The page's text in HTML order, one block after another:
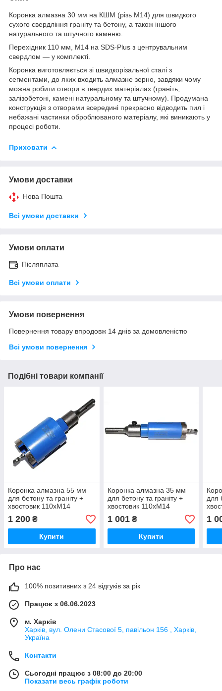
Коронка алмазна 30 мм на КШМ (різь М14) для швидкого
сухого свердління граніту та бетону, а також іншого
натурального та штучного каменю.
Перехідник 110 мм, М14 на SDS-Plus з центрувальним
свердлом — у комплекті.
Коронка виготовляється зі швидкорізальної сталі з
сегментами, до яких входить алмазне зерно, завдяки чому
можна робити отвори в твердих матеріалах (граніть,
залізобетоні, камені натуральному та штучному). Продумана
конструкція з отворами всередині прекрасно відводить пил і
небажані частинки оброблюваного матеріалу, які виникають у
процесі роботи.
Приховати
Умови доставки
Нова Пошта
Всі умови доставки
Умови оплати
Післяплата
Всі умови оплати
Умови повернення
Повернення товару впродовж 14 днів за домовленістю
Всі умови повернення
Подібні товари компанії
Коронка алмазна 55 мм
для бетону та граніту +
хвостовик 110хМ14
1 200 ₴
Купити
Коронка алмазна 35 мм
для бетону та граніту +
хвостовик 110хМ14
1 001₴
Купити
для
1
Про нас
100% позитивних з 24 відгуків за рік
Працює з 06.06.2023
м. Харків
Харків, вул. Олени Стасової 5, павільон 156 , Харків,
Україна
Контакти
Сьогодні працює з 08:00 до 20:00
Показати весь графік роботи